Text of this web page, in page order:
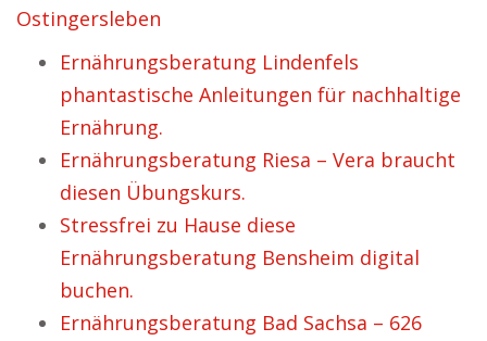
Ostingersleben
Ernährungsberatung Lindenfels
phantastische Anleitungen für nachhaltige
Ernährung.
Ernährungsberatung Riesa – Vera braucht
diesen Übungskurs.
Stressfrei zu Hause diese
Ernährungsberatung Bensheim digital
buchen.
Ernährungsberatung Bad Sachsa – 626